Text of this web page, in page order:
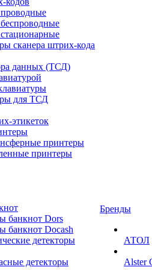
сканера штрих-кода
данных (ТСД)
для ТСД
этикеток
принтеры
принтеры
банкнот Dors
банкнот Docash
детекторы
детекторы
Бренды
АТОЛ
Alster